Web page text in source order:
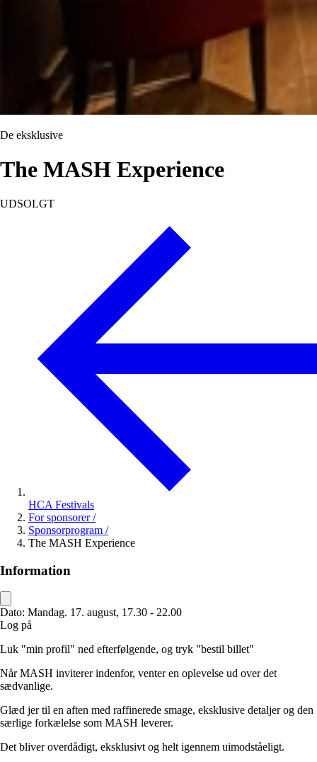
De eksklusive
The MASH Experience
UDSOLGT
HCA Festivals
For sponsorer /
Sponsorprogram /
The MASH Experience
Information
Dato: Mandag. 17. august, 17.30 - 22.00
Log på
Luk "min profil" ned efterfølgende, og tryk "bestil billet"
Når MASH inviterer indenfor, venter en oplevelse ud over det
sædvanlige.
Glæd jer til en aften med raffinerede smage, eksklusive detaljer og den
særlige forkælelse som MASH leverer.
Det bliver overdådigt, eksklusivt og helt igennem uimodståeligt.